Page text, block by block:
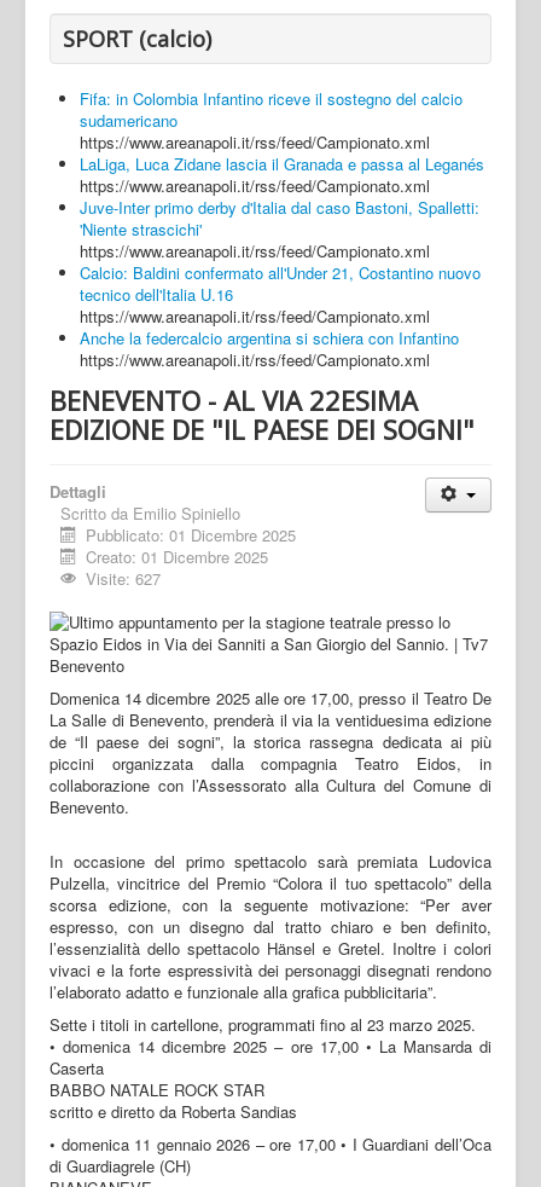
SPORT (calcio)
Fifa: in Colombia Infantino riceve il sostegno del calcio
sudamericano
https://www.areanapoli.it/rss/feed/Campionato.xml
LaLiga, Luca Zidane lascia il Granada e passa al Leganés
https://www.areanapoli.it/rss/feed/Campionato.xml
Juve-Inter primo derby d'Italia dal caso Bastoni, Spalletti:
'Niente strascichi'
https://www.areanapoli.it/rss/feed/Campionato.xml
Calcio: Baldini confermato all'Under 21, Costantino nuovo
tecnico dell'Italia U.16
https://www.areanapoli.it/rss/feed/Campionato.xml
Anche la federcalcio argentina si schiera con Infantino
https://www.areanapoli.it/rss/feed/Campionato.xml
BENEVENTO - AL VIA 22ESIMA
EDIZIONE DE "IL PAESE DEI SOGNI"
Dettagli
Scritto da Emilio Spiniello
Pubblicato: 01 Dicembre 2025
Creato: 01 Dicembre 2025
Visite: 627
Domenica 14 dicembre 2025 alle ore 17,00, presso il Teatro De
La Salle di Benevento, prenderà il via la ventiduesima edizione
de “Il paese dei sogni”, la storica rassegna dedicata ai più
piccini organizzata dalla compagnia Teatro Eidos, in
collaborazione con l’Assessorato alla Cultura del Comune di
Benevento.
In occasione del primo spettacolo sarà premiata Ludovica
Pulzella, vincitrice del Premio “Colora il tuo spettacolo” della
scorsa edizione, con la seguente motivazione: “Per aver
espresso, con un disegno dal tratto chiaro e ben definito,
l’essenzialità dello spettacolo Hänsel e Gretel. Inoltre i colori
vivaci e la forte espressività dei personaggi disegnati rendono
l’elaborato adatto e funzionale alla grafica pubblicitaria”.
Sette i titoli in cartellone, programmati fino al 23 marzo 2025.
• domenica 14 dicembre 2025 – ore 17,00 • La Mansarda di
Caserta
BABBO NATALE ROCK STAR
scritto e diretto da Roberta Sandias
• domenica 11 gennaio 2026 – ore 17,00 • I Guardiani dell’Oca
di Guardiagrele (CH)